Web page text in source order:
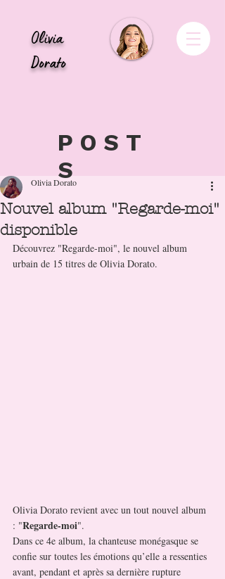
Olivia
Dorato
Nouvel album "Regarde-moi"
disponible
Olivia Dorato
Découvrez "Regarde-moi", le nouvel album
urbain de 15 titres de Olivia Dorato.
Olivia Dorato revient avec un tout nouvel album
: "Regarde-moi".
Dans ce 4e album, la chanteuse monégasque se
confie sur toutes les émotions qu’elle a ressenties
avant, pendant et après sa dernière rupture
POST
S